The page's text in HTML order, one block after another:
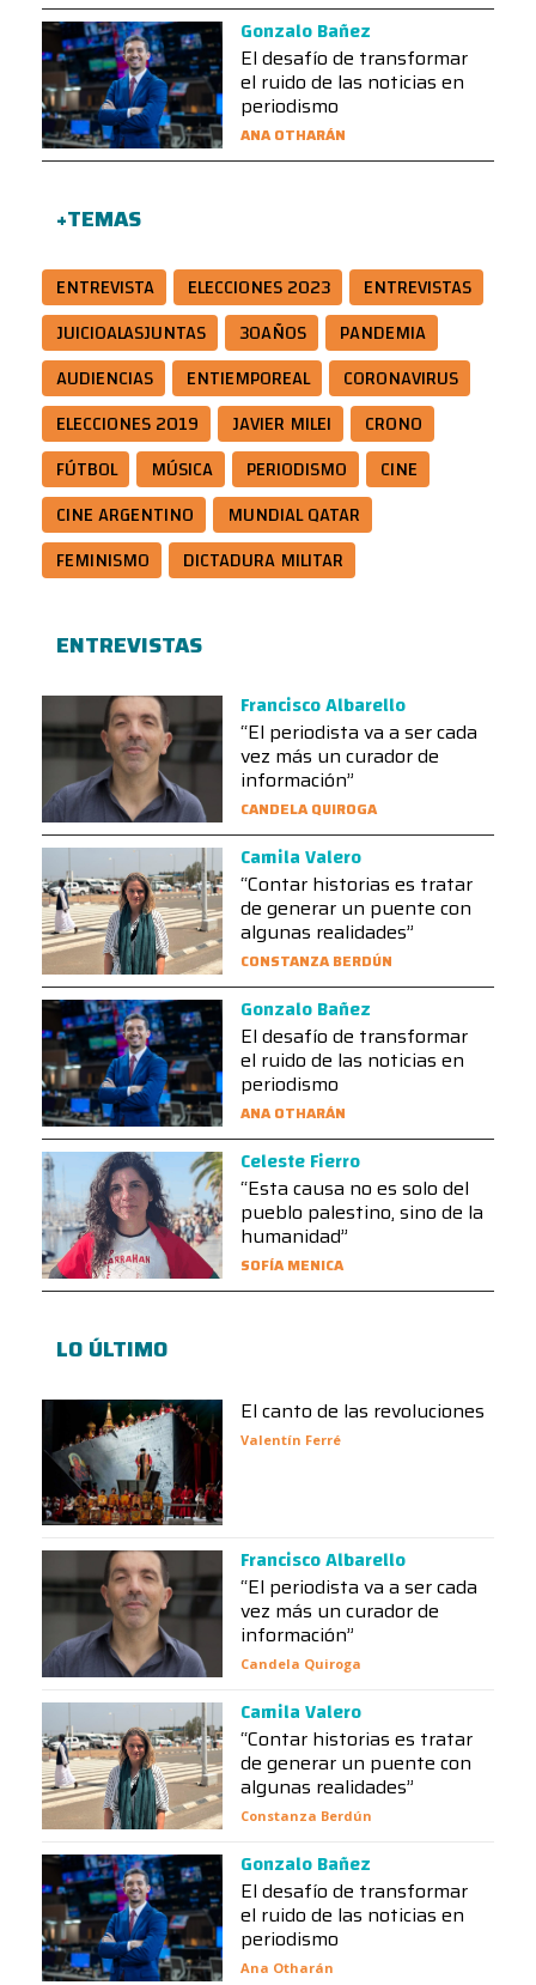
Gonzalo Bañez
El desafío de transformar
el ruido de las noticias en
periodismo
ANA OTHARÁN
+TEMAS
ENTREVISTA ELECCIONES 2023
ENTREVISTAS
JUICIOALASJUNTAS
30AÑOS
PANDEMIA
AUDIENCIAS
ENTIEMPOREAL
CORONAVIRUS
ELECCIONES 2019
JAVIER MILEI
CRONO
FÚTBOL
MÚSICA PERIODISMO
CINE
CINE ARGENTINO
MUNDIAL QATAR
FEMINISMO
DICTADURA MILITAR
ENTREVISTAS
Francisco Albarello
“El periodista va a ser cada
vez más un curador de
información”
CANDELA QUIROGA
Camila Valero
“Contar historias es tratar
de generar un puente con
algunas realidades”
CONSTANZA BERDÚN
Gonzalo Bañez
El desafío de transformar
el ruido de las noticias en
periodismo
ANA OTHARÁN
Celeste Fierro
“Esta causa no es solo del
pueblo palestino, sino de la
humanidad”
SOFÍA MENICA
LO ÚLTIMO
El canto de las revoluciones
Valentín Ferré
Francisco Albarello
“El periodista va a ser cada
vez más un curador de
información”
Candela Quiroga
Camila Valero
“Contar historias es tratar
de generar un puente con
algunas realidades”
Constanza Berdún
Gonzalo Bañez
El desafío de transformar
el ruido de las noticias en
periodismo
Ana Otharán